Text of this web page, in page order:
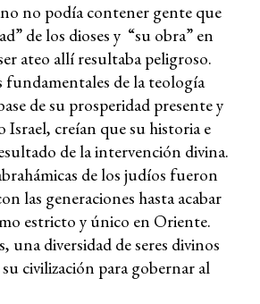
no podía contener gente que
de los dioses y “su obra” en
ateo allí resultaba peligroso.
fundamentales de la teología
de su prosperidad presente y
creían que su historia e
de la intervención divina.
de los judíos fueron
las generaciones hasta acabar
estricto y único en Oriente.
una diversidad de seres divinos
civilización para gobernar al